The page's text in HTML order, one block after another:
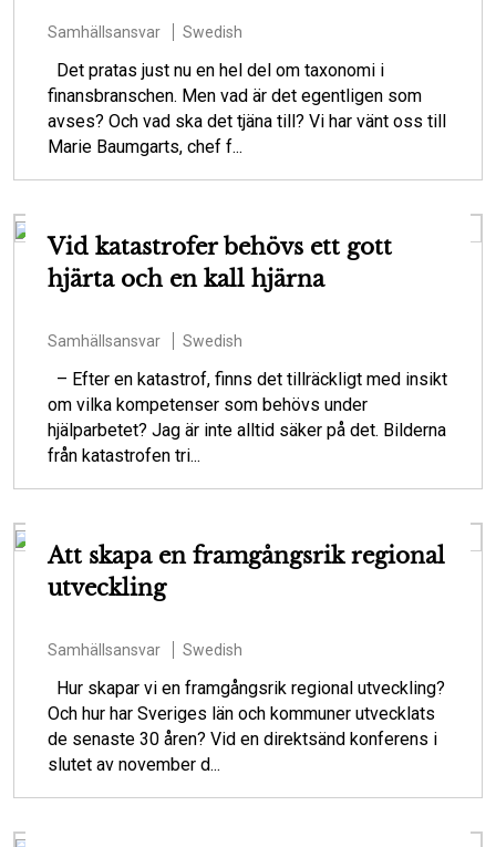
Samhällsansvar Swedish
Det pratas just nu en hel del om taxonomi i
finansbranschen. Men vad är det egentligen som
avses? Och vad ska det tjäna till? Vi har vänt oss till
Marie Baumgarts, chef f...
Vid katastrofer behövs ett gott
hjärta och en kall hjärna
Samhällsansvar Swedish
– Efter en katastrof, finns det tillräckligt med insikt
om vilka kompetenser som behövs under
hjälparbetet? Jag är inte alltid säker på det. Bilderna
från katastrofen tri...
Att skapa en framgångsrik regional
utveckling
Samhällsansvar Swedish
Hur skapar vi en framgångsrik regional utveckling?
Och hur har Sveriges län och kommuner utvecklats
de senaste 30 åren? Vid en direktsänd konferens i
slutet av november d...